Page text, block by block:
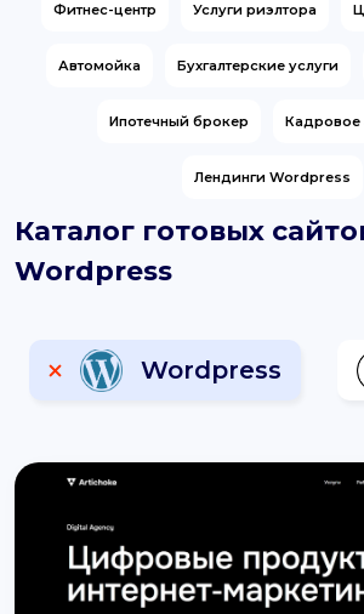
Фитнес-центр Услуги риэлтора
Автомойка Бухгалтерские услуги
Ипотечный брокер Кадровое
Лендинги Wordpress
Каталог готовых
Wordpress
Wordpress